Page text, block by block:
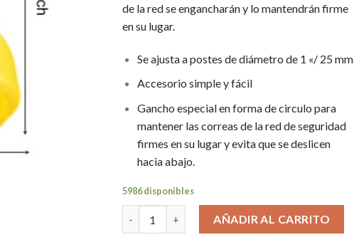
de la red se engancharán y lo mantendrán firme
en su lugar.
Se ajusta a postes de diámetro de 1 «/ 25 mm
Accesorio simple y fácil
Gancho especial en forma de circulo para
mantener las correas de la red de seguridad
firmes en su lugar y evita que se deslicen
hacia abajo.
5986 disponibles
AÑADIR AL CARRITO